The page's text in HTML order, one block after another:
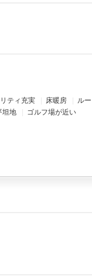
ティ充実 床暖房
ルー
坦地 ゴルフ場が近い